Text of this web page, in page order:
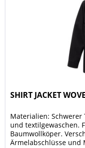
SHIRT JACKET
Materialien: Schwerer
und textilgewaschen.
Baumwollköper.
Ärmelabschlüsse und